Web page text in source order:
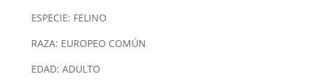
ESPECIE: FELINO
RAZA: EUROPEO COMÚN
EDAD: ADULTO